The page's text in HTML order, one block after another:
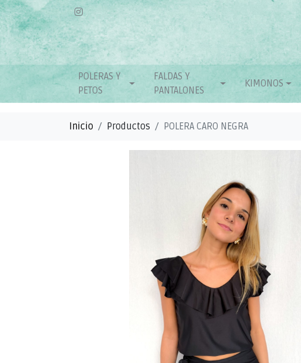
POLERAS Y
PETOS
FALDAS Y
PANTALONES
KIMONOS
Inicio Productos POLERA CARO NEGRA